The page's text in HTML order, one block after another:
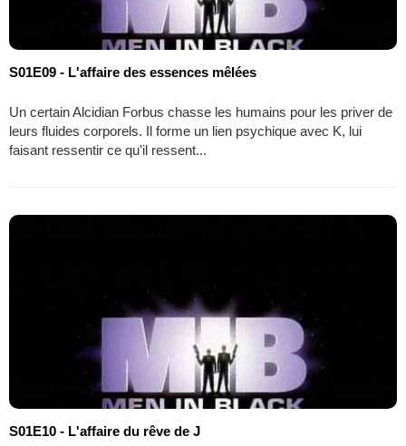
S01E09 - L'affaire des essences mêlées
Un certain Alcidian Forbus chasse les humains pour les priver de
leurs fluides corporels. Il forme un lien psychique avec K, lui
faisant ressentir ce qu'il ressent...
S01E10 - L'affaire du rêve de J